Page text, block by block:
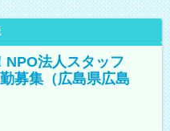
NPO法人スタッフ
募集（広島県広島